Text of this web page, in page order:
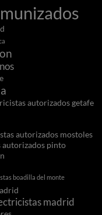
autorizados getafe
autorizados mostoles
autorizados pinto
boadilla del monte
madrid